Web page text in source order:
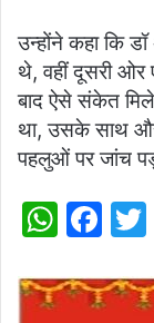
उन्होंने कहा कि
थे, वहीं दूसरी ओर
बाद ऐसे संकेत मिले
था, उसके साथ
पहलुओं पर जांच
W
at
F
c